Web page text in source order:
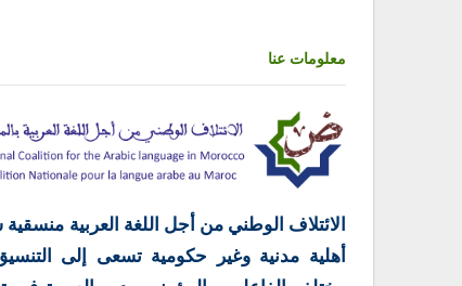
معلومات عنا
الائتلاف الوطني من أجل اللغة العربية منسقية
أهلية مدنية وغير حكومية تسعى إلى